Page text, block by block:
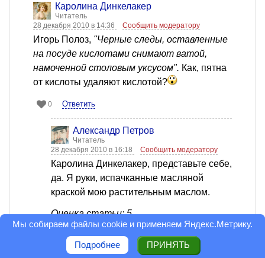
Каролина Динкелакер
Читатель
28 декабря 2010 в 14:36
Сообщить модератору
Игорь Полоз, "Черные следы, оставленные
на посуде кислотами снимают ватой,
намоченной столовым уксусом". Как, пятна
от кислоты удаляют кислотой?
0 Ответить
Александр Петров
Читатель
28 декабря 2010 в 16:18
Сообщить модератору
Каролина Динкелакер, представьте себе,
да. Я руки, испачканные масляной
краской мою растительным маслом.
Оценка статьи: 5
0 Ответить
Мы собираем файлы cookie и применяем Яндекс.Метрику.
Подробнее ПРИНЯТЬ